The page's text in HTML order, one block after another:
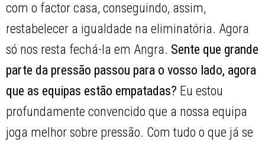
com o factor casa, conseguindo, assim,
restabelecer a igualdade na eliminatória. Agora
só nos resta fechá-la em Angra. Sente que grande
parte da pressão passou para o vosso lado, agora
que as equipas estão empatadas? Eu estou
profundamente convencido que a nossa equipa
joga melhor sobre pressão. Com tudo o que já se